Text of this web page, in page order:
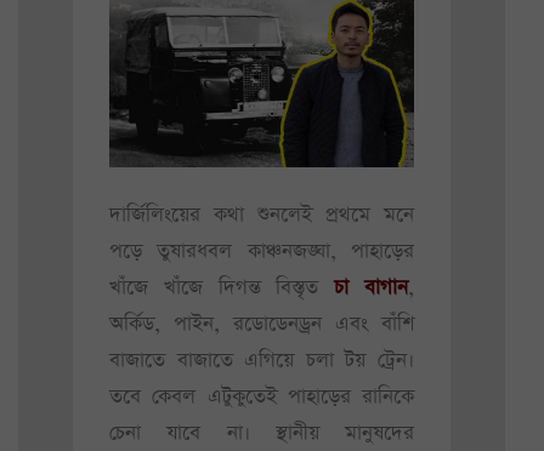
দার্জিলিংয়ের কথা শুনলেই প্রথমে মনে
পড়ে তুষারধবল কাঞ্চনজঙ্ঘা, পাহাড়ের
খাঁজে খাঁজে দিগন্ত বিস্তৃতচা বাগান,
অর্কিড, পাইন, রডোডেনড্রন এবং বাঁশি
বাজাতে বাজাতে এগিয়ে চলা টয় ট্রেন।
তবে কেবল এটুকুতেই পাহাড়ের রানিকে
চেনা যাবে না। স্থানীয় মানুষদের